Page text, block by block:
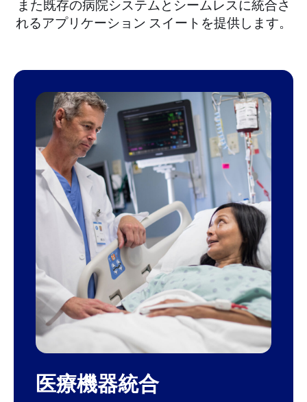
また既存の病院システムとシームレスに統合さ
れるアプリケーション スイートを提供します。
医療機器統合